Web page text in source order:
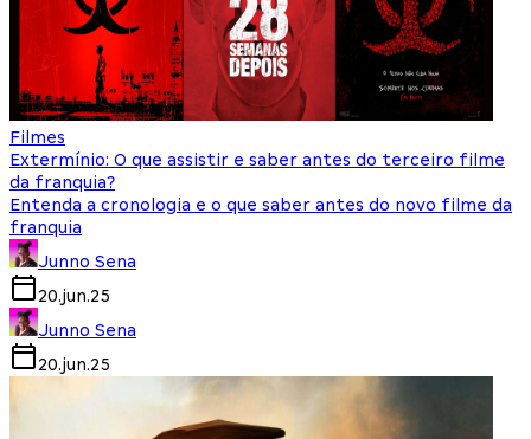
Filmes
Extermínio: O que assistir e saber antes do terceiro filme
da franquia?
Entenda a cronologia e o que saber antes do novo filme da
franquia
Junno Sena
20.jun.25
Junno Sena
20.jun.25